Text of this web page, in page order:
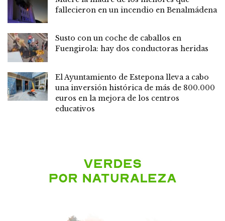
fallecieron en un incendio en Benalmádena
Susto con un coche de caballos en
Fuengirola: hay dos conductoras heridas
El Ayuntamiento de Estepona lleva a cabo
una inversión histórica de más de 800.000
euros en la mejora de los centros
educativos